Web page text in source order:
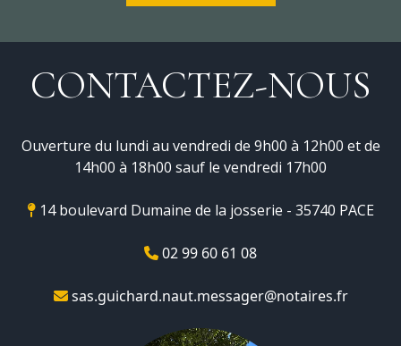
CONTACTEZ-NOUS
Ouverture du lundi au vendredi de 9h00 à 12h00 et de
14h00 à 18h00 sauf le vendredi 17h00
14 boulevard Dumaine de la josserie - 35740 PACE
02 99 60 61 08
sas.guichard.naut.messager@notaires.fr